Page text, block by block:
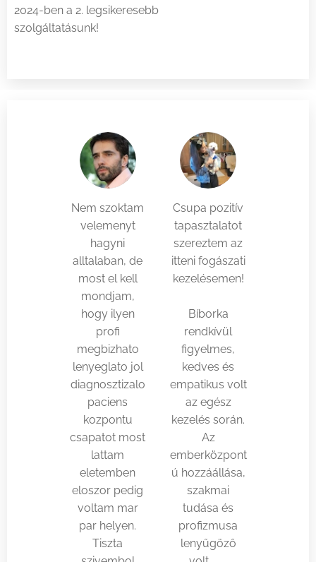
2024-ben a 2. legsikeresebb
szolgáltatásunk!
Nem szoktam
velemenyt
hagyni
alltalaban, de
most el kell
mondjam,
hogy ilyen
profi
megbizhato
lenyeglato jol
diagnosztizalo
paciens
kozpontu
csapatot most
lattam
eletemben
eloszor pedig
voltam mar
par helyen.
Tiszta
Csupa pozitív
tapasztalatot
szereztem az
itteni fogászati
kezelésemen!
Bíborka
rendkívül
figyelmes,
kedves és
empatikus volt
az egész
kezelés során.
Az
emberközpont
ú hozzáállása,
szakmai
tudása és
profizmusa
lenyűgöző